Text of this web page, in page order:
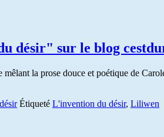
désir" sur le blog
la prose douce et poétique de
Étiqueté L'invention du désir, Liliwen